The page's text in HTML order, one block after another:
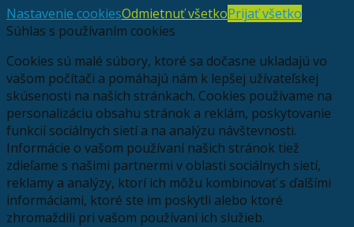
Nastavenie cookiesOdmietnuť všetkoPrijať všetko
Súhlas s používaním cookies
Cookies sú malé súbory, ktoré sa dočasne ukladajú vo
vašom počítači a pomáhajú nám k lepšej užívateľskej
skúsenosti na našich stránkach. Cookies používame na
personalizáciu obsahu stránok a reklám, poskytovanie
funkcií sociálnych sietí a na analýzu návštevnosti.
Informácie o vašom používaní našich stránok tiež
zdieľame s našimi partnermi v oblasti sociálnych sietí,
reklamy a analýzy, ktorí ich môžu kombinovať s ďalšími
informáciami, ktoré ste im poskytli alebo ktoré
zhromaždili pri vašom používaní ich služieb.